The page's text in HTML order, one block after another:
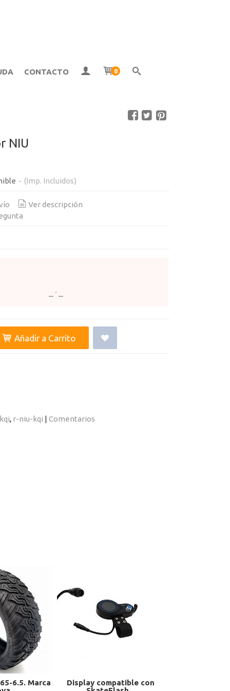
CONTACTO 0
NIU
- (Imp. Incluidos)
Ver descripción
Añadir a Carrito
r-niu-kqi | Comentarios
6.5. Marca
Display compatible con